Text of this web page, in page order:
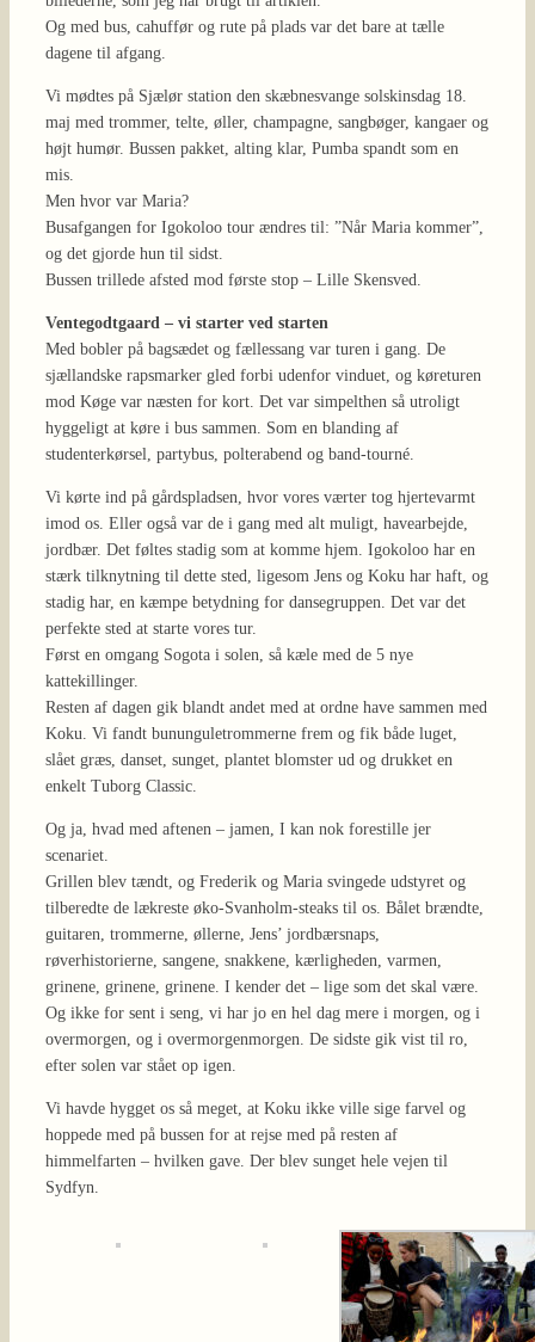
Og med bus, cahuffør og rute på plads var det bare at tælle
dagene til afgang.
Vi mødtes på Sjælør station den skæbnesvange solskinsdag 18.
maj med trommer, telte, øller, champagne, sangbøger, kangaer og
højt humør. Bussen pakket, alting klar, Pumba spandt som en
mis.
Men hvor var Maria?
Busafgangen for Igokoloo tour ændres til: ”Når Maria kommer”,
og det gjorde hun til sidst.
Bussen trillede afsted mod første stop – Lille Skensved.
Ventegodtgaard – vi starter ved starten
Med bobler på bagsædet og fællessang var turen i gang. De
sjællandske rapsmarker gled forbi udenfor vinduet, og køreturen
mod Køge var næsten for kort. Det var simpelthen så utroligt
hyggeligt at køre i bus sammen. Som en blanding af
studenterkørsel, partybus, polterabend og band-tourné.
Vi kørte ind på gårdspladsen, hvor vores værter tog hjertevarmt
imod os. Eller også var de i gang med alt muligt, havearbejde,
jordbær. Det føltes stadig som at komme hjem. Igokoloo har en
stærk tilknytning til dette sted, ligesom Jens og Koku har haft, og
stadig har, en kæmpe betydning for dansegruppen. Det var det
perfekte sted at starte vores tur.
Først en omgang Sogota i solen, så kæle med de 5 nye
kattekillinger.
Resten af dagen gik blandt andet med at ordne have sammen med
Koku. Vi fandt bununguletrommerne frem og fik både luget,
slået græs, danset, sunget, plantet blomster ud og drukket en
enkelt Tuborg Classic.
Og ja, hvad med aftenen – jamen, I kan nok forestille jer
scenariet.
Grillen blev tændt, og Frederik og Maria svingede udstyret og
tilberedte de lækreste øko-Svanholm-steaks til os. Bålet brændte,
guitaren, trommerne, øllerne, Jens’ jordbærsnaps,
røverhistorierne, sangene, snakkene, kærligheden, varmen,
grinene, grinene, grinene. I kender det – lige som det skal være.
Og ikke for sent i seng, vi har jo en hel dag mere i morgen, og i
overmorgen, og i overmorgenmorgen. De sidste gik vist til ro,
efter solen var stået op igen.
Vi havde hygget os så meget, at Koku ikke ville sige farvel og
hoppede med på bussen for at rejse med på resten af
himmelfarten – hvilken gave. Der blev sunget hele vejen til
Sydfyn.